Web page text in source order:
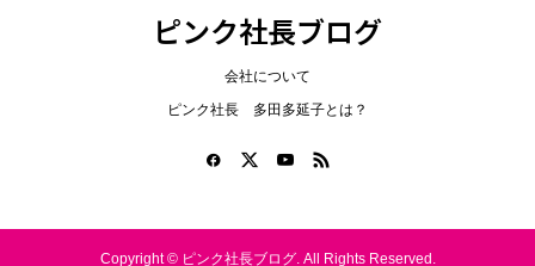
ピンク社長ブログ
会社について
ピンク社長 多田多延子とは？
Copyright ©ピンク社長ブログ. All Rights Reserved.